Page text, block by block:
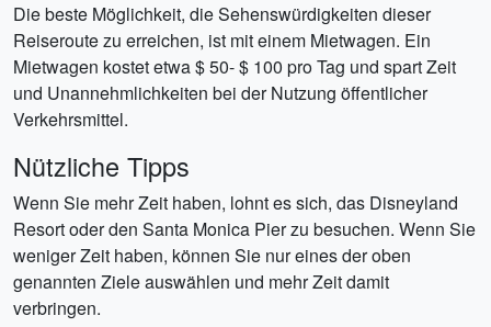
Die beste Möglichkeit, die Sehenswürdigkeiten dieser
Reiseroute zu erreichen, ist mit einem Mietwagen. Ein
Mietwagen kostet etwa $ 50- $ 100 pro Tag und spart Zeit
und Unannehmlichkeiten bei der Nutzung öffentlicher
Verkehrsmittel.
Nützliche Tipps
Wenn Sie mehr Zeit haben, lohnt es sich, das Disneyland
Resort oder den Santa Monica Pier zu besuchen. Wenn Sie
weniger Zeit haben, können Sie nur eines der oben
genannten Ziele auswählen und mehr Zeit damit
verbringen.